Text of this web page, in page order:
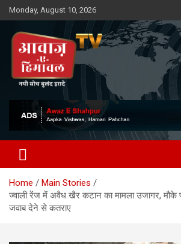
Skip
to
content
Monday, August 10, 2026
Awaz-E-Shahpur
Home
Main Stories
ज्वाली रेंज में अवैध खैर कटान का मामला उजागर, मौके
जवाब देने से कतराए